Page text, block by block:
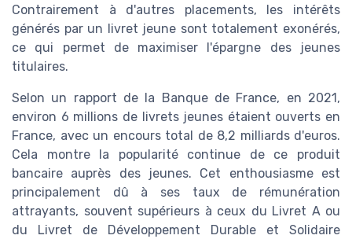
Contrairement à d'autres placements, les intérêts
générés par un livret jeune sont totalement exonérés,
ce qui permet de maximiser l'épargne des jeunes
titulaires.
Selon un rapport de la Banque de France, en 2021,
environ 6 millions de livrets jeunes étaient ouverts en
France, avec un encours total de 8,2 milliards d'euros.
Cela montre la popularité continue de ce produit
bancaire auprès des jeunes. Cet enthousiasme est
principalement dû à ses taux de rémunération
attrayants, souvent supérieurs à ceux du Livret A ou
du Livret de Développement Durable et Solidaire